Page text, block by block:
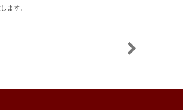
ます。